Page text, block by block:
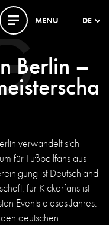
MENU DE
Berlin –
verwandelt sich
für Fußballfans aus
ist Deutschland
für Kickerfans ist
Events dieses Jahres.
deutschen